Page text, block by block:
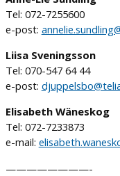
Tel: 072-7255600
e-post:
Liisa Sveningsson
Tel: 070-547 64 44
e-post:
Elisabeth Wäneskog
Tel: 072-7233873
e-mail:
————————-